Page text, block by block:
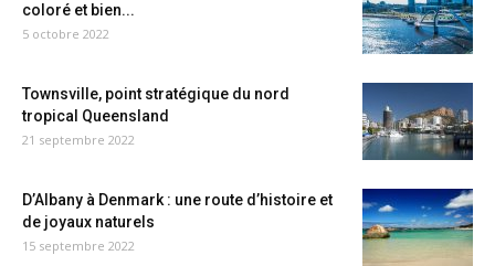
coloré et bien...
5 octobre 2022
Townsville, point stratégique du nord
tropical Queensland
21 septembre 2022
D’Albany à Denmark : une route d’histoire et
de joyaux naturels
15 septembre 2022